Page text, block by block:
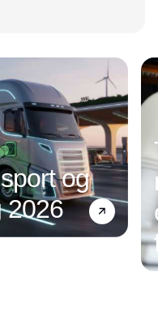
og
2026